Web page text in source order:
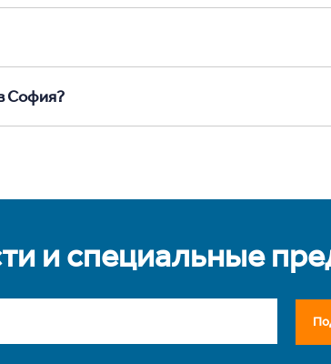
София?
и специальные